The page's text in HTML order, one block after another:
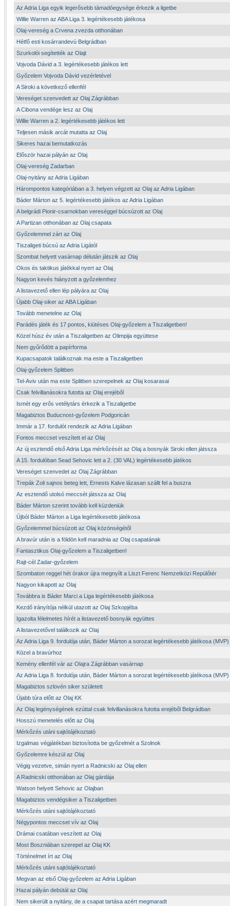
Az Adria Liga egyik legerősebb támadóegysége érkezik a ligetbe
Willie Warren az ABA Liga 3. legértékesebb játékosa
Olaj-vereség a Crvena zvezda otthonában
Hétfő esti kosárrandevú Belgrádban
Szurkolói segítették az Olajt
Vojvoda Dávid a 3. legértékesebb játékos lett
Győzelem Vojvoda Dávid vezérletével
A Siroki a következő ellenfél
Vereséget szenvedett az Olaj Zágrábban
A Cibona vendége lesz az Olaj
Willie Warren a 2. legértékesebb játékos lett
Teljesen másik arcát mutatta az Olaj
Sikeres hazai bemutatkozás
Először hazai pályán az Olaj
Olaj-vereség Zadarban
Olaj-nyitány az Adria Ligában
Hárompontos kategóriában a 3. helyen végzett az Olaj az Adria Ligában
Báder Márton az 5. legértékesebb játékos az Adria Ligában
A belgrádi Pionir-csarnokban vereséggel búcsúzott az Olaj
A Partizan otthonában az Olaj csapata
Győzelemmel zárt az Olaj
Tiszaligeti búcsú az Adria Ligától
Szombat helyett vasárnap délután játszik az Olaj
Okos és taktikus játékkal nyert az Olaj
Nagyon kevés hiányzott a győzelemhez
A listavezető ellen lép pályára az Olaj
Újabb Olaj-siker az ABA Ligában
Tovább menetelne az Olaj
Parádés játék és 17 pontos, kiütéses Olaj-győzelem a Tiszaligetben!
Közel húsz év után a Tiszaligetben az Olimpija együttese
Nem gyűrődött a papírforma
Kupacsapatok találkoznak ma este a Tiszaligetben
Olaj-győzelem Splitben
Tel-Aviv után ma este Splitben szerepelnek az Olaj kosarasai
Csak felvillanásokra futotta az Olaj erejéből
Ismét egy erős vetélytárs érkezik a Tiszaligetbe
Magabiztos Buducnost-győzelem Podgoricán
Immár a 17. fordulót rendezik az Adria Ligában
Fontos meccset veszített el az Olaj
Az új esztendő első Adria Liga mérkőzését az Olaj a bosnyák Siroki ellen játssza
A 15. fordulóban Sead Sehovic lett a 2. (30 VAL) legértékesebb játékos
Vereséget szenvedet az Olaj Zágrábban
Trepák Zoli sajnos beteg lett, Ernests Kalve lázasan szállt fel a buszra
Az esztendő utolsó meccsét játssza az Olaj
Báder Márton szerint tovább kell küzdeniük
Újból Báder Márton a Liga legértékesebb játékosa
Győzelemmel búcsúzott az Olaj közönségétől
A bravúr után is a földön kell maradnia az Olaj csapatának
Fantasztikus Olaj-győzelem a Tiszaligetben!
Rajt-cél Zadar-győzelem
Szombaton reggel hét órakor újra megnyílt a Liszt Ferenc Nemzetközi Repülőtér
Nagyon kikapott az Olaj
Továbbra is Báder Marci a Liga legértékesebb játékosa
Kezdő irányítója nélkül utazott az Olaj Szkopjéba
Igazolta félelmetes hírét a listavezető bosnyák együttes
A listavezetővel találkozik az Olaj
Az Adria Liga 9. fordulója után, Báder Márton a sorozat legértékesebb játékosa (MVP)
Közel a bravúrhoz
Kemény ellenfél vár az Olajra Zágrábban vasárnap
Az Adria Liga 8. fordulója után, Báder Márton a sorozat legértékesebb játékosa (MVP)
Magabiztos szlovén siker született
Újabb túra előtt az Olaj KK
Az Olaj legénységének ezúttal csak felvillanásokra futotta erejéből Belgrádban
Hosszú menetelés előtt az Olaj
Mérkőzés utáni sajtótájékoztató
Izgalmas végjátékban biztosította be győzelmét a Szolnok
Győzelemre készül az Olaj
Végig vezetve, simán nyert a Radnicski az Olaj ellen
A Radnicski otthonában az Olaj gárdája
Watson helyett Sehovic az Olajban
Magabiztos vendégsiker a Tiszaligetben
Mérkőzés utáni sajtótájékoztató
Négypontos meccset vív az Olaj
Drámai csatában veszített az Olaj
Most Boszniában szerepel az Olaj KK
Történelmet írt az Olaj
Mérkőzés utáni sajtótájékoztató
Megvan az első Olaj-győzelem az Adria Ligában
Hazai pályán debütál az Olaj
Nem sikerült a nyitány, de a csapat tartása azért megmaradt